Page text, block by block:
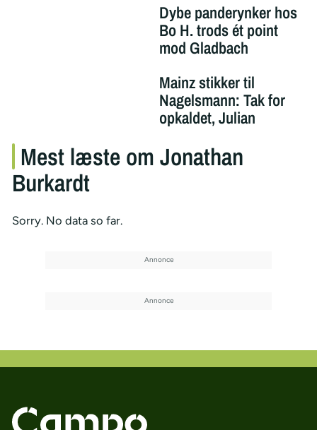
Dybe panderynker hos
Bo H. trods ét point
mod Gladbach
Mainz stikker til
Nagelsmann: Tak for
opkaldet, Julian
Mest læste om Jonathan
Burkardt
Sorry. No data so far.